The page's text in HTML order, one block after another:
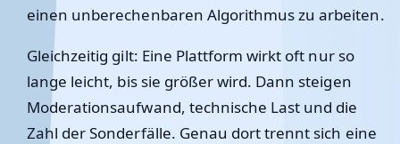
einen unberechenbaren Algorithmus zu arbeiten.
Gleichzeitig gilt: Eine Plattform wirkt oft nur so
lange leicht, bis sie größer wird. Dann steigen
Moderationsaufwand, technische Last und die
Zahl der Sonderfälle. Genau dort trennt sich eine